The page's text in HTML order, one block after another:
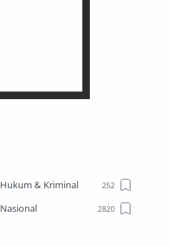
Hukum & Kriminal
Nasional